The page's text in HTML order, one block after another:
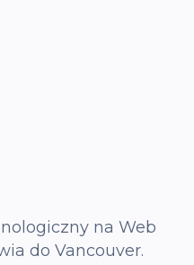
na Web
do Vancouver.